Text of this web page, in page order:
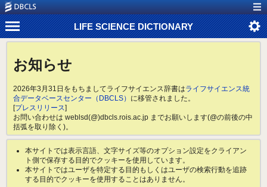
LIFE SCIENCE DICTIONARY
お知らせ
2026年3月31日をもちましてライフサイエンス辞書はライフサイエンス統
合データベースセンター（DBCLS） に移管されました。
[プレスリリース]
お問い合わせは weblsd(@)dbcls.rois.ac.jp までお願いします(@の前後の中
括弧を取り除く)。
本サイトでは表示言語、文字サイズ等のオプション設定をクライアン
ト側で保存する目的でクッキーを使用しています。
本サイトではユーザを特定する目的もしくはユーザの検索行動を追跡
する目的でクッキーを使用することはありません。